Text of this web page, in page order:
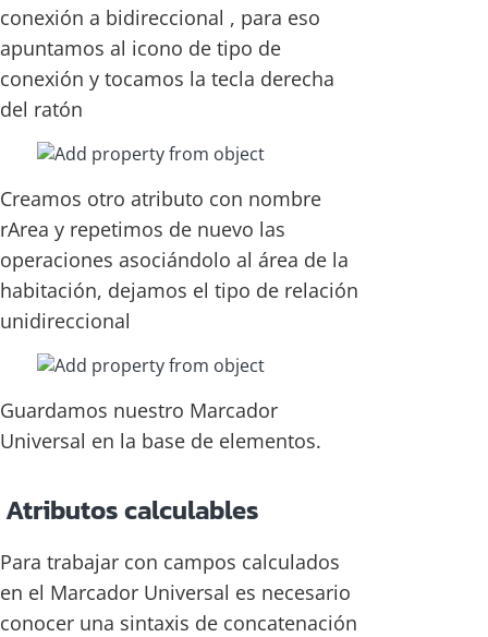
conexión a bidireccional , para eso
apuntamos al icono de tipo de
conexión y tocamos la tecla derecha
del ratón
Creamos otro atributo con nombre
rArea y repetimos de nuevo las
operaciones asociándolo al área de la
habitación, dejamos el tipo de relación
unidireccional
Guardamos nuestro Marcador
Universal en la base de elementos.
Atributos calculables
Para trabajar con campos calculados
en el Marcador Universal es necesario
conocer una sintaxis de concatenación